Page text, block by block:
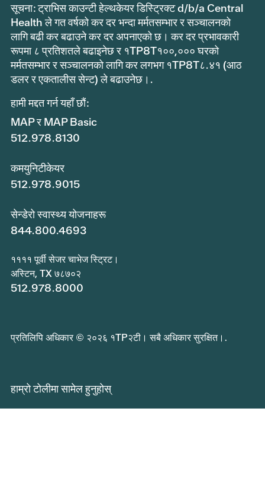
सूचना: ट्राभिस काउन्टी हेल्थकेयर डिस्ट्रिक्ट d/b/a Central
Health ले गत वर्षको कर दर भन्दा मर्मतसम्भार र सञ्चालनको
लागि बढी कर बढाउने कर दर अपनाएको छ। कर दर प्रभावकारी
रूपमा ८ प्रतिशतले बढाइनेछ र १TP8T१००,००० घरको
मर्मतसम्भार र सञ्चालनको लागि कर लगभग १TP8T८.४१ (आठ
डलर र एकतालीस सेन्ट) ले बढाउनेछ।.
हामी मद्दत गर्न यहाँ छौं:
MAP र MAP Basic
512.978.8130
कमयुनिटीकेयर
512.978.9015
सेन्डेरो स्वास्थ्य योजनाहरू
844.800.4693
११११ पूर्वी सेजर चाभेज स्ट्रिट।
अस्टिन, TX ७८७०२
512.978.8000
प्रतिलिपि अधिकार © २०२६ १TP२टी। सबै अधिकार सुरक्षित।.
हाम्रो टोलीमा सामेल हुनुहोस्